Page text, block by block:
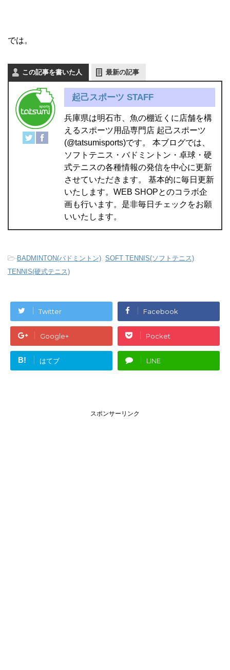
では。
この記事を書いた人 最新の記事
起己スポーツ STAFF
兵庫県は明石市、魚の棚近くに店舗を構
えるスポーツ用品専門店 起己スポーツ
(@tatsumisports)です。 本ブログでは、
ソフトテニス・バドミントン・卓球・硬
式テニスの各種情報の発信を中心に更新
させていただきます。 基本的に毎日更新
いたします。WEB SHOPとのコラボ企
画も行います。是非毎日チェックをお願
いいたします。
-BADMINTON(バドミントン), SOFT TENNIS(ソフトテニス),
TENNIS(硬式テニス)
Twitter Facebook
Google+ Pocket
B! はてブ LINE
スポンサーリンク